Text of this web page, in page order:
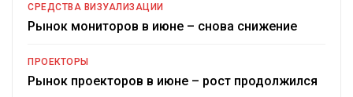
СРЕДСТВА ВИЗУАЛИЗАЦИИ
Рынок мониторов в июне – снова снижение
ПРОЕКТОРЫ
Рынок проекторов в июне – рост продолжился